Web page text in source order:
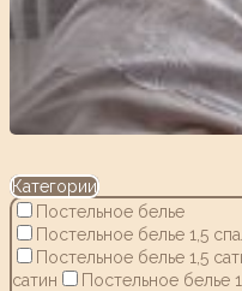
Категории
Постельное белье
Постельное белье 1,5
Постельное белье 1,5
сатин
Постельное белье